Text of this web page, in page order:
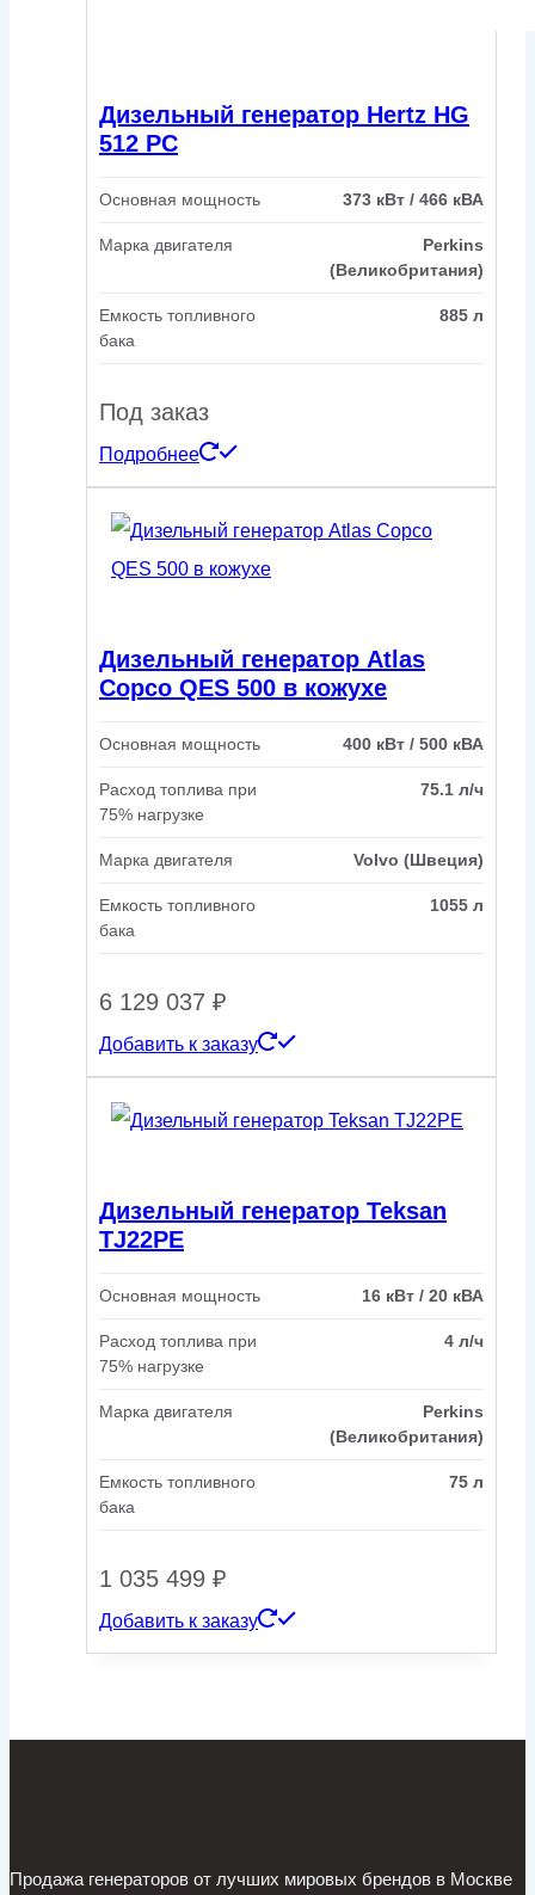
Дизельный генератор Hertz HG
512 PC
Основная мощность 373 кВт / 466 кВА
Марка двигателя
Perkins
(Великобритания)
Емкость топливного
бака
885 л
Под заказ
Подробнее
Дизельный генератор Atlas
Copco QES 500 в кожухе
Основная мощность 400 кВт / 500 кВА
Расход топлива при
75% нагрузке
75.1 л/ч
Марка двигателя Volvo (Швеция)
Емкость топливного
бака
1055 л
6 129 037 ₽
Добавить к заказу
Дизельный генератор Teksan
TJ22PE
Основная мощность 16 кВт / 20 кВА
Расход топлива при
75% нагрузке
4 л/ч
Марка двигателя
Perkins
(Великобритания)
Емкость топливного
бака
75 л
1 035 499 ₽
Добавить к заказу
Продажа генераторов от лучших мировых брендов в Москве